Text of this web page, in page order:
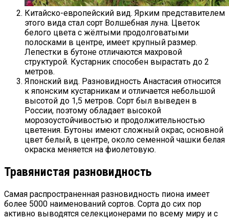
Китайско-европейский вид. Ярким представителем
этого вида стал сорт Волшебная луна. Цветок
белого цвета с жёлтыми продолговатыми
полосками в центре, имеет крупный размер.
Лепестки в бутоне отличаются махровой
структурой. Кустарник способен вырастать до 2
метров.
Японский вид. Разновидность Анастасия относится
к японским кустарникам и отличается небольшой
высотой до 1,5 метров. Сорт был выведен в
России, поэтому обладает высокой
морозоустойчивостью и продолжительностью
цветения. Бутоны имеют сложный окрас, основной
цвет белый, в центре, около семенной чашки белая
окраска меняется на фиолетовую.
Травянистая разновидность
Самая распространенная разновидность пиона имеет
более 5000 наименований сортов. Сорта до сих пор
активно выводятся селекционерами по всему миру и с